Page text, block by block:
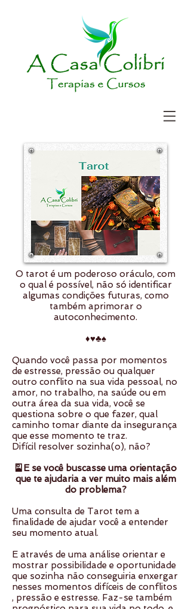
O tarot é um poderoso oráculo, com
o qual é possível, não só identificar
algumas condições futuras, como
também aprimorar o
autoconhecimento.
♦️♥️♣️♠️
Quando você passa por momentos
de estresse, pressão ou qualquer
outro conflito na sua vida pessoal, no
amor, no trabalho, na saúde ou em
outra área da sua vida, você se
questiona sobre o que fazer, qual
caminho tomar diante da insegurança
que esse momento te traz.
Difícil resolver sozinha(o), não?
🎴E se você buscasse uma orientação
que te ajudaria a ver muito mais além
do problema?
Uma consulta de Tarot tem a
finalidade de ajudar você a entender
seu momento atual.
E através de uma análise orientar e
mostrar possibilidade e oportunidade
que sozinha não conseguiria enxergar
nesses momentos difíceis de conflitos
, pressão e estresse. Faz-se também